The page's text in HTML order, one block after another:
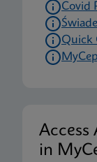
Covid
Quick
in